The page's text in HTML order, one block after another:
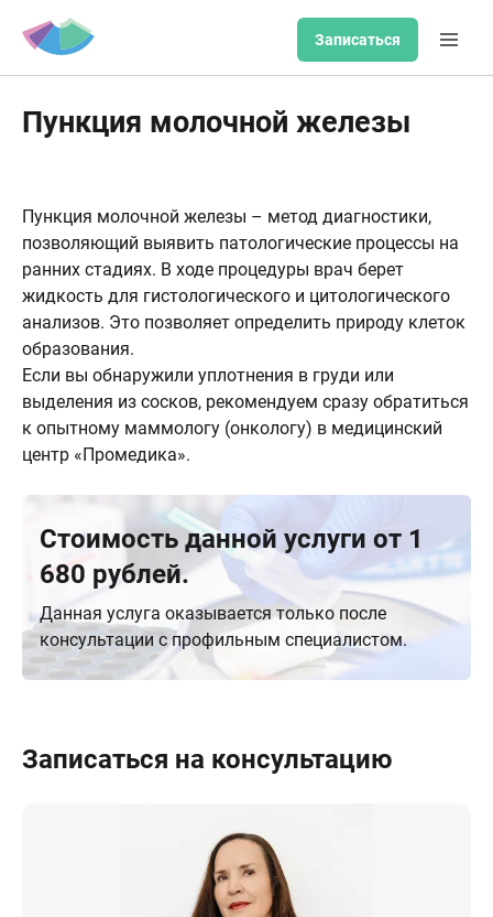
Записаться
Пункция молочной железы
Пункция молочной железы – метод диагностики,
позволяющий выявить патологические процессы на
ранних стадиях. В ходе процедуры врач берет
жидкость для гистологического и цитологического
анализов. Это позволяет определить природу клеток
образования.
Если вы обнаружили уплотнения в груди или
выделения из сосков, рекомендуем сразу обратиться
к опытному маммологу (онкологу) в медицинский
центр «Промедика».
Стоимость данной услуги от 1
680 рублей.
Данная услуга оказывается только после
консультации с профильным специалистом.
Записаться на консультацию